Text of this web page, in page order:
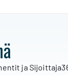
ja